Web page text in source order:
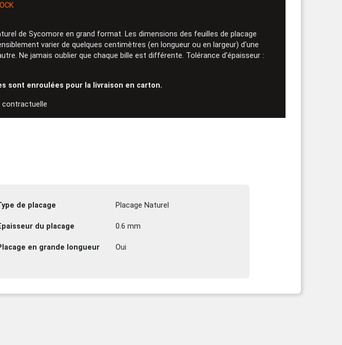
de Sycomore en grand format. Les dimensions des feuilles de placage
varier de quelques centimètres (en longueur ou en largeur) d'une
Ne jamais oublier que chaque bille est différente. Tolérance d'épaisseur :
sont enroulées pour la livraison en carton.
contractuelle
de placage Placage Naturel
du placage 0.6 mm
en grande longueur Oui